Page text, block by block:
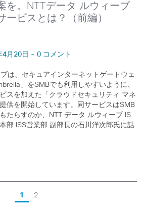
を。NTTデータ ルウィーブ
ービスとは？（前編）
月20日 - 0 コメント
は、セキュアインターネットゲートウェ
」をSMBでも利用しやすいように、
スを加えた「クラウドセキュリティ マネ
供を開始しています。同サービスはSMB
たらすのか、NTT データ ルウィーブ IS
部 ISS営業部 副部長の石川洋次郎氏に話
1 2